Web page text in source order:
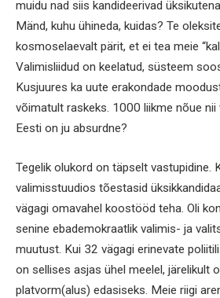
muidu nad siis kandideerivad
Mänd, kuhu ühineda, kuidas? Te
kosmoselaevalt pärit, et ei tea meie
Valimisliidud on keelatud, süsteem
Kusjuures ka uute erakondade
võimatult raskeks. 1000 liikme nõue nii
Eesti on ju absurdne?
Tegelik olukord on täpselt vastupidine.
valimisstuudios tõestasid
vägagi omavahel koostööd teha. Oli
senine ebademokraatlik valimis- ja
muutust. Kui 32 vägagi erinevate
on sellises asjas ühel meelel, järelikult
platvorm(alus) edasiseks. Meie riigi